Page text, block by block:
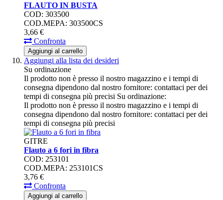
FLAUTO IN BUSTA
COD: 303500
COD.MEPA: 303500CS
3,66 €
Confronta
Aggiungi al carrello
Aggiungi alla lista dei desideri
Su ordinazione
Il prodotto non è presso il nostro magazzino e i tempi di
consegna dipendono dal nostro fornitore: contattaci per dei
tempi di consegna più precisi Su ordinazione:
Il prodotto non è presso il nostro magazzino e i tempi di
consegna dipendono dal nostro fornitore: contattaci per dei
tempi di consegna più precisi
GITRE
Flauto a 6 fori in fibra
COD: 253101
COD.MEPA: 253101CS
3,76 €
Confronta
Aggiungi al carrello